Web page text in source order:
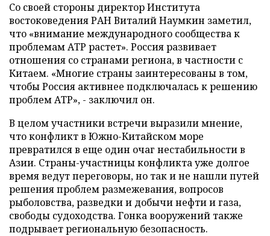
Со своей стороны директор Института
востоковедения РАН Виталий Наумкин заметил,
что «внимание международного сообщества к
проблемам АТР растет». Россия развивает
отношения со странами региона, в частности с
Китаем. «Многие страны заинтересованы в том,
чтобы Россия активнее подключалась к решению
проблем АТР», - заключил он.
В целом участники встречи выразили мнение,
что конфликт в Южно-Китайском море
превратился в еще один очаг нестабильности в
Азии. Страны-участницы конфликта уже долгое
время ведут переговоры, но так и не нашли путей
решения проблем размежевания, вопросов
рыболовства, разведки и добычи нефти и газа,
свободы судоходства. Гонка вооружений также
подрывает региональную безопасность.